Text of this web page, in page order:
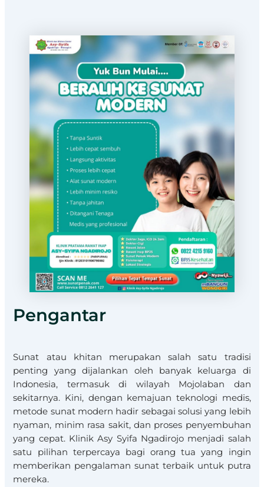
Pengantar
Sunat atau khitan merupakan salah satu tradisi
penting yang dijalankan oleh banyak keluarga di
Indonesia, termasuk di wilayah Mojolaban dan
sekitarnya. Kini, dengan kemajuan teknologi medis,
metode sunat modern hadir sebagai solusi yang lebih
nyaman, minim rasa sakit, dan proses penyembuhan
yang cepat. Klinik Asy Syifa Ngadirojo menjadi salah
satu pilihan terpercaya bagi orang tua yang ingin
memberikan pengalaman sunat terbaik untuk putra
mereka.